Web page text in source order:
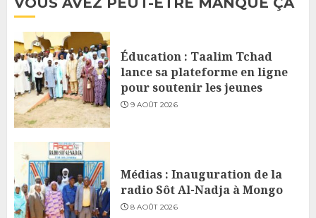
Éducation : Taalim Tchad
lance sa plateforme en ligne
pour soutenir les jeunes
9 AOÛT 2026
Médias : Inauguration de la
radio Sôt Al-Nadja à Mongo
8 AOÛT 2026